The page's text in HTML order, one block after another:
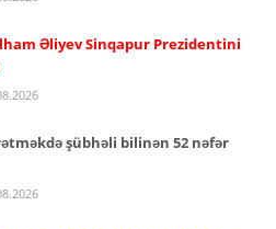
Əliyev Sinqapur Prezidentini
şübhəli bilinən 52 nəfər